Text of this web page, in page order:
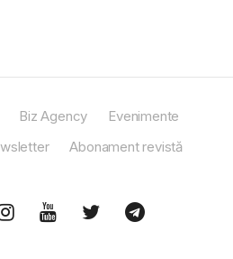
Biz Agency
Evenimente
Abonament revistă